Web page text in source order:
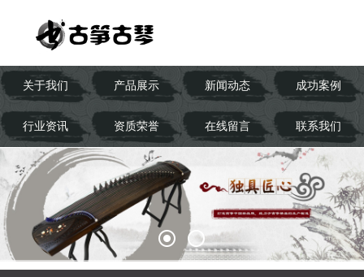
关于我们 产品展示 新闻动态 成功案例
行业资讯 资质荣誉 在线留言 联系我们